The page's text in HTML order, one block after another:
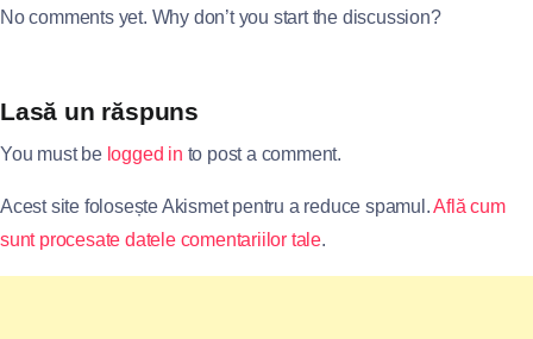
No comments yet. Why don’t you start the discussion?
Lasă un răspuns
You must be logged in to post a comment.
Acest site folosește Akismet pentru a reduce spamul.Află cum
sunt procesate datele comentariilor tale.